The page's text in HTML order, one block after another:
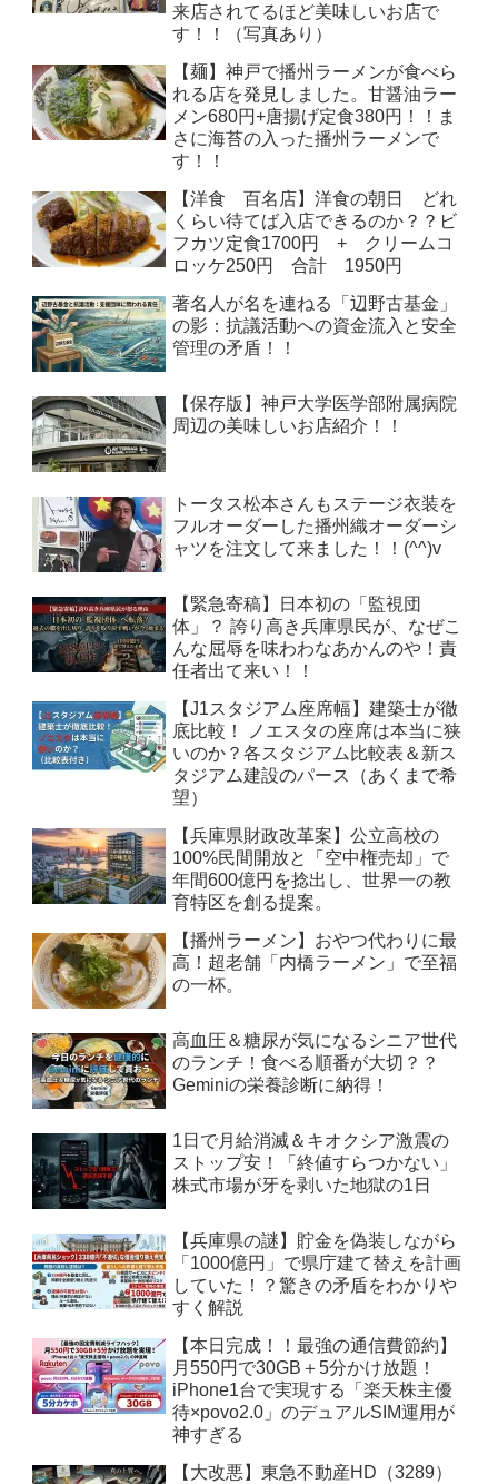
来店されてるほど美味しいお店で
す！！（写真あり）
【麺】神戸で播州ラーメンが食べら
れる店を発見しました。甘醤油ラー
メン680円+唐揚げ定食380円！！ま
さに海苔の入った播州ラーメンで
す！！
【洋食 百名店】洋食の朝日 どれ
くらい待てば入店できるのか？？ビ
フカツ定食1700円 + クリームコ
ロッケ250円 合計 1950円
著名人が名を連ねる「辺野古基金」
の影：抗議活動への資金流入と安全
管理の矛盾！！
【保存版】神戸大学医学部附属病院
周辺の美味しいお店紹介！！
トータス松本さんもステージ衣装を
フルオーダーした播州織オーダーシ
ャツを注文して来ました！！(^^)v
【緊急寄稿】日本初の「監視団
体」？ 誇り高き兵庫県民が、なぜこ
んな屈辱を味わわなあかんのや！責
任者出て来い！！
【J1スタジアム座席幅】建築士が徹
底比較！ ノエスタの座席は本当に狭
いのか？各スタジアム比較表＆新ス
タジアム建設のパース（あくまで希
望）
【兵庫県財政改革案】公立高校の
100%民間開放と「空中権売却」で
年間600億円を捻出し、世界一の教
育特区を創る提案。
【播州ラーメン】おやつ代わりに最
高！超老舗「内橋ラーメン」で至福
の一杯。
高血圧＆糖尿が気になるシニア世代
のランチ！食べる順番が大切？？
Geminiの栄養診断に納得！
1日で月給消滅＆キオクシア激震の
ストップ安！「終値すらつかない」
株式市場が牙を剥いた地獄の1日
【兵庫県の謎】貯金を偽装しながら
「1000億円」で県庁建て替えを計画
していた！？驚きの矛盾をわかりや
すく解説
【本日完成！！最強の通信費節約】
月550円で30GB＋5分かけ放題！
iPhone1台で実現する「楽天株主優
待×povo2.0」のデュアルSIM運用が
神すぎる
【大改悪】東急不動産HD（3289）